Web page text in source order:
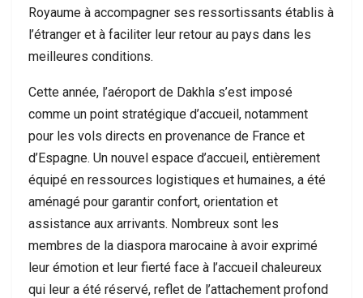
Royaume à accompagner ses ressortissants établis à
l’étranger et à faciliter leur retour au pays dans les
meilleures conditions.
Cette année, l’aéroport de Dakhla s’est imposé
comme un point stratégique d’accueil, notamment
pour les vols directs en provenance de France et
d’Espagne. Un nouvel espace d’accueil, entièrement
équipé en ressources logistiques et humaines, a été
aménagé pour garantir confort, orientation et
assistance aux arrivants. Nombreux sont les
membres de la diaspora marocaine à avoir exprimé
leur émotion et leur fierté face à l’accueil chaleureux
qui leur a été réservé, reflet de l’attachement profond